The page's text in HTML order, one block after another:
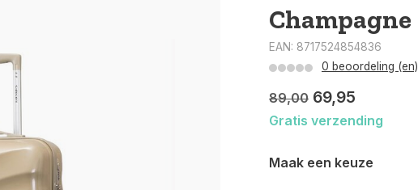
Champagne
EAN: 8717524854836
0 beoordeling (en)
89,00 69,95
Gratis verzending
Maak een keuze